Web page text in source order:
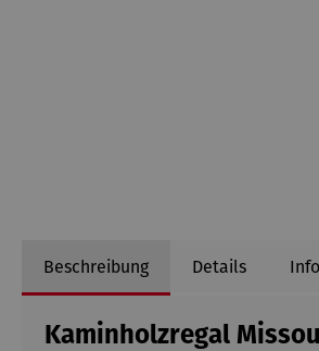
Beschreibung Details
Kaminholzregal